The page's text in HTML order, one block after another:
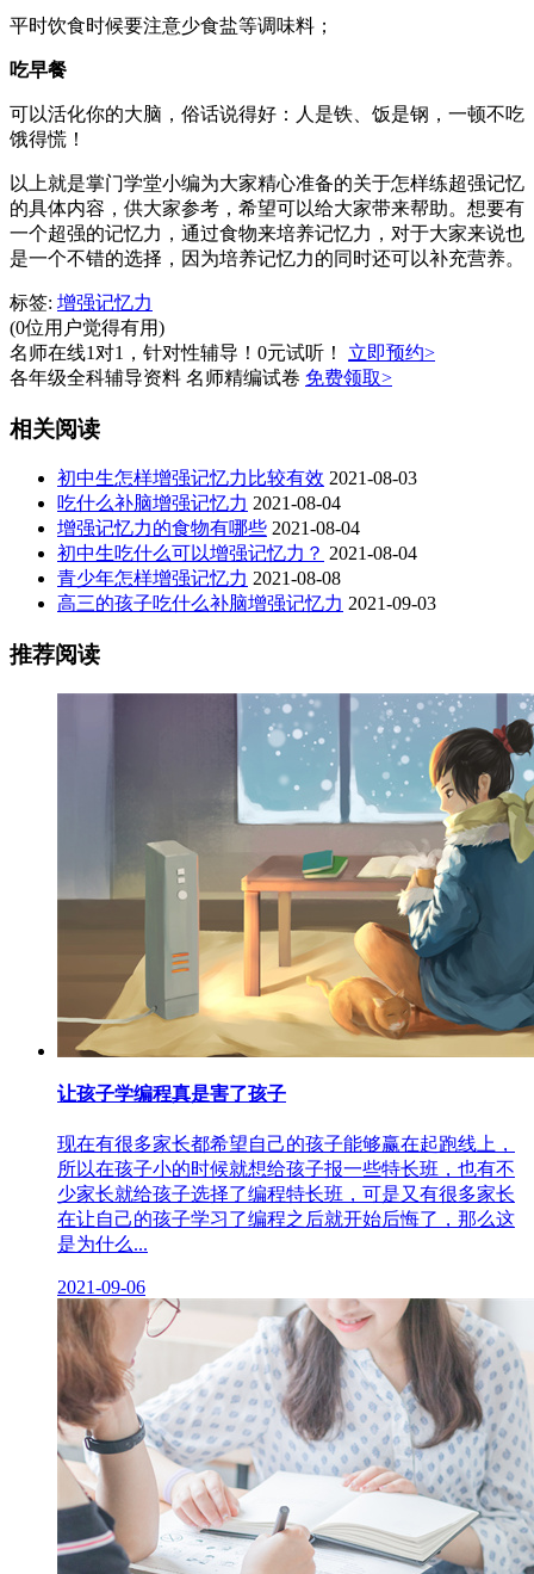
平时饮食时候要注意少食盐等调味料；
吃早餐
可以活化你的大脑，俗话说得好：人是铁、饭是钢，一顿不吃
饿得慌！
以上就是掌门学堂小编为大家精心准备的关于怎样练超强记忆
的具体内容，供大家参考，希望可以给大家带来帮助。想要有
一个超强的记忆力，通过食物来培养记忆力，对于大家来说也
是一个不错的选择，因为培养记忆力的同时还可以补充营养。
标签: 增强记忆力
(0位用户觉得有用)
名师在线1对1，针对性辅导！0元试听！
立即预约>
各年级全科辅导资料 名师精编试卷 免费领取>
相关阅读
初中生怎样增强记忆力比较有效 2021-08-03
吃什么补脑增强记忆力 2021-08-04
增强记忆力的食物有哪些 2021-08-04
初中生吃什么可以增强记忆力？ 2021-08-04
青少年怎样增强记忆力 2021-08-08
高三的孩子吃什么补脑增强记忆力 2021-09-03
推荐阅读
让孩子学编程真是害了孩子
现在有很多家长都希望自己的孩子能够赢在起跑线上，
所以在孩子小的时候就想给孩子报一些特长班，也有不
少家长就给孩子选择了编程特长班，可是又有很多家长
在让自己的孩子学习了编程之后就开始后悔了，那么这
是为什么...
2021-09-06